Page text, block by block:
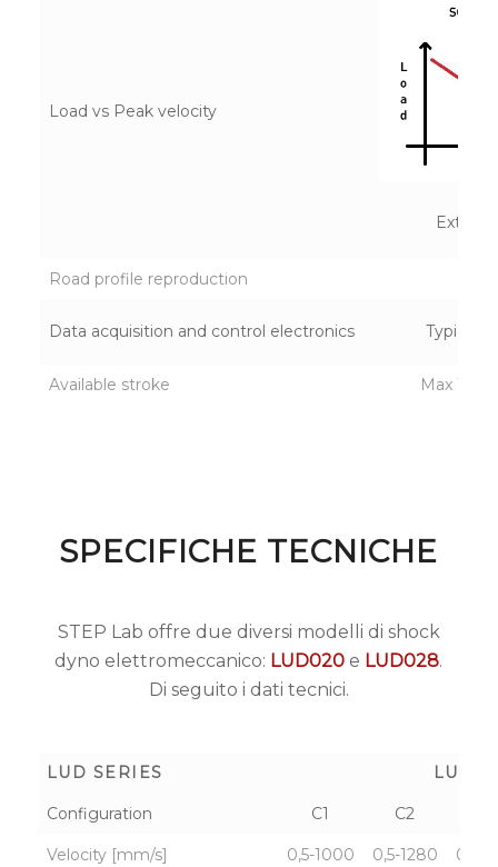
Load vs Peak velocity
Road profile reproduction
Data acquisition and control electronics Typically
Available stroke Max 100
SPECIFICHE TECNICHE
STEP Lab offre due diversi modelli di shock
dyno elettromeccanico: LUD020 e LUD028.
Di seguito i dati tecnici.
LUD SERIES
Configuration C1 C2
Velocity [mm/s] 0,5-1000 0,5-1280 0,5-